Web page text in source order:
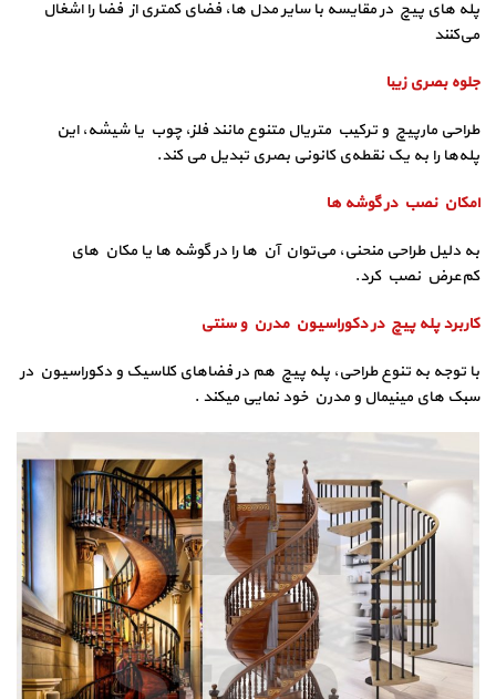
پله‌ های پیچ در مقایسه با سایر مدل‌ ها، فضای کمتری از فضا را اشغال
می‌کنند
جلوه بصری زیبا
طراحی مارپیچ و ترکیب متریال متنوع مانند فلز، چوب یا شیشه، این
پله‌ها را به یک نقطه‌ی کانونی بصری تبدیل می‌ کند.
امکان نصب در گوشه‌ ها
به دلیل طراحی منحنی، می‌توان آن‌ ها را در گوشه‌ ها یا مکان‌ های
کم‌عرض نصب کرد.
کاربرد پله پیچ در دکوراسیون مدرن و سنتی
با توجه به تنوع طراحی، پله پیچ هم در فضاهای کلاسیک و دکوراسیون در
سبک‌ های مینیمال و مدرن خود نمایی میکند .